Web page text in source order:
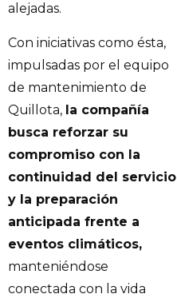
alejadas.
Con iniciativas como ésta,
impulsadas por el equipo
de mantenimiento de
Quillota, la compañía
busca reforzar su
compromiso con la
continuidad del servicio
y la preparación
anticipada frente a
eventos climáticos,
manteniéndose
conectada con la vida